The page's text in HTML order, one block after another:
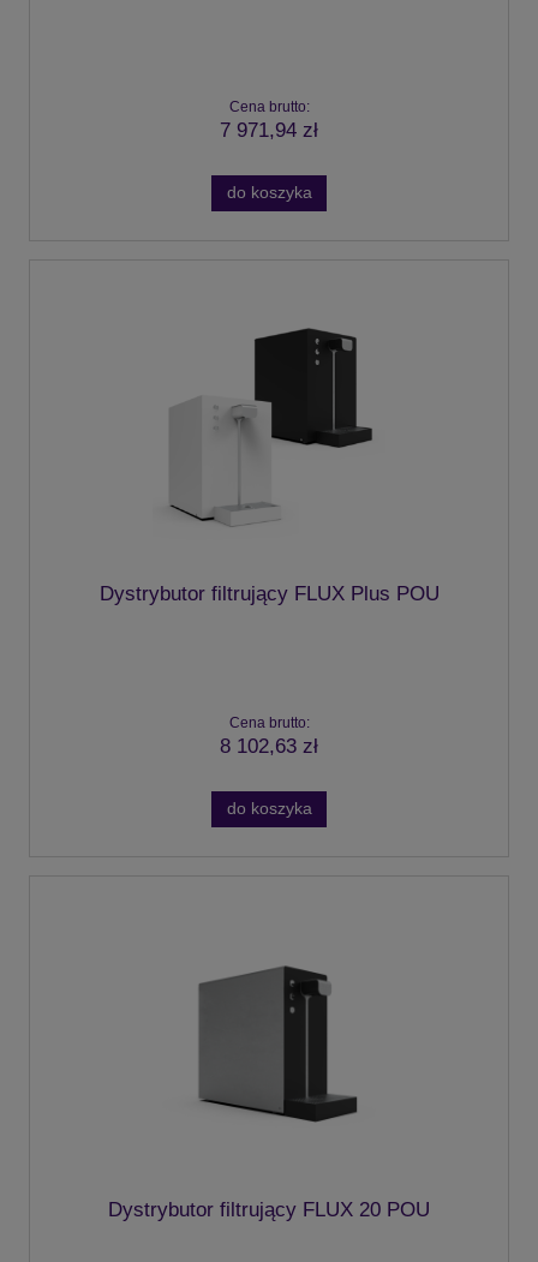
Cena brutto:
7 971,94 zł
do koszyka
Dystrybutor filtrujący FLUX Plus POU
Cena brutto:
8 102,63 zł
do koszyka
Dystrybutor filtrujący FLUX 20 POU